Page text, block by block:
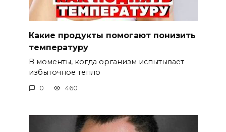
Какие продукты помогают понизить
температуру
В моменты, когда организм испытывает
избыточное тепло
0 460